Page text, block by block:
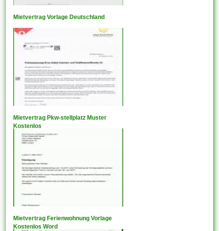
Mietvertrag Vorlage Deutschland
Mietvertrag Pkw-stellplatz Muster
Kostenlos
Mietvertrag Ferienwohnung Vorlage
Kostenlos Word